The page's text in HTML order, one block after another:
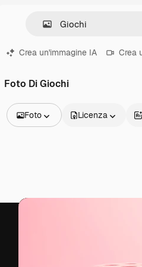
Crea un'immagine IA Crea
Foto Di Giochi
Foto
Video
Licenza